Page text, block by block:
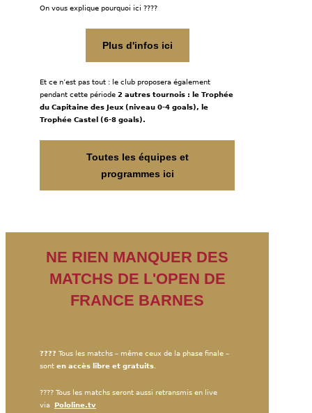
On vous explique pourquoi ici ????
Plus d'infos ici
Et ce n’est pas tout : le club proposera également
pendant cette période 2 autres tournois : le Trophée
du Capitaine des Jeux (niveau 0-4 goals), le
Trophée Castel (6-8 goals).
Toutes les équipes et
programmes ici
NE RIEN MANQUER DES
MATCHS DE L'OPEN DE
FRANCE BARNES
???? Tous les matchs – même ceux de la phase finale –
sont en accès libre et gratuits
???? Tous les matchs seront aussi retransmis en live
via
Pololine.tv